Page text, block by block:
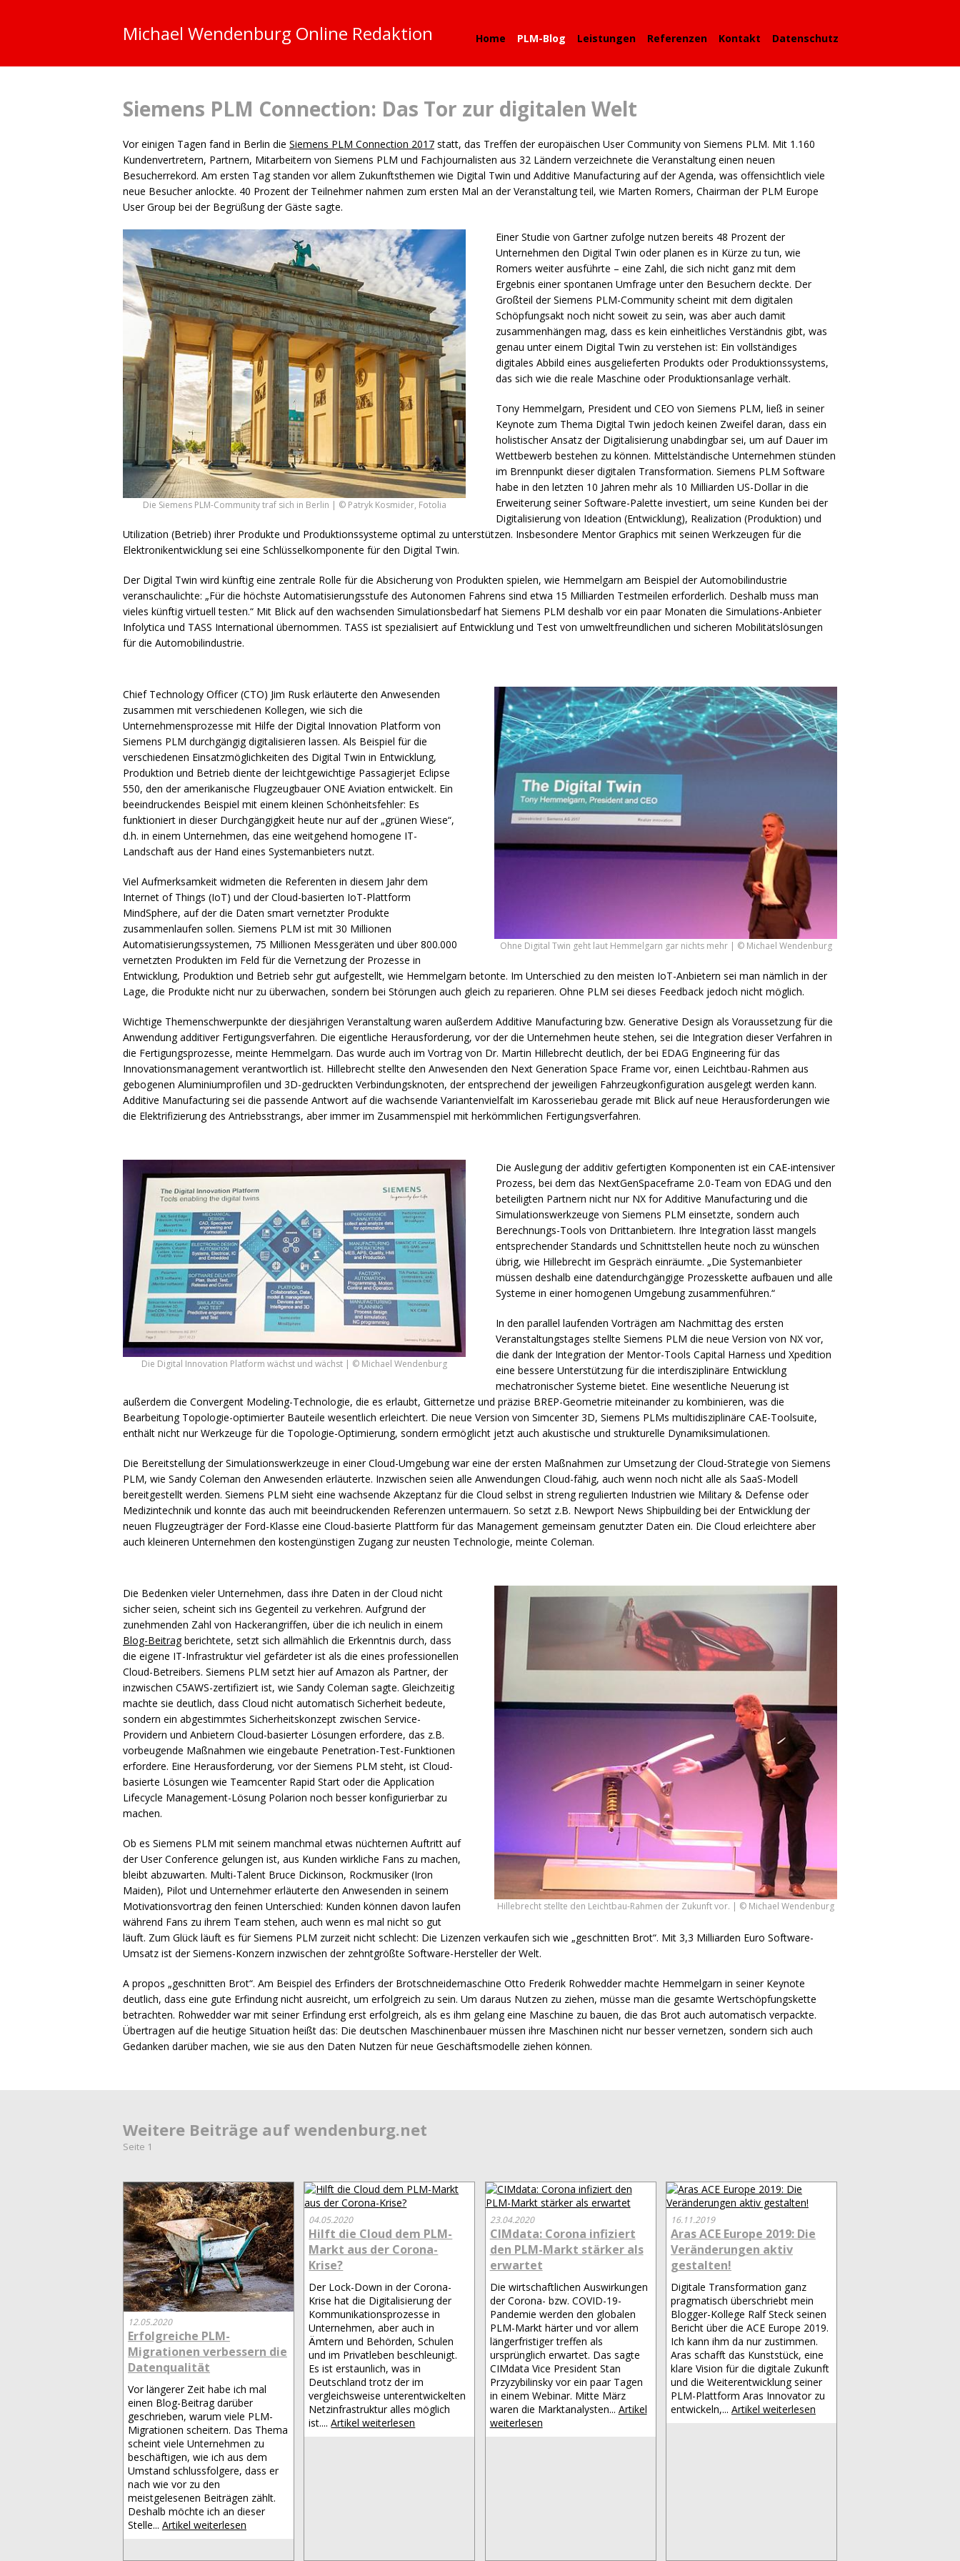
Michael Wendenburg Online Redaktion Home PLM-Blog Leistungen Referenzen Kontakt Datenschutz
Siemens PLM Connection: Das Tor zur digitalen Welt
Vor einigen Tagen fand in Berlin die Siemens PLM Connection 2017 statt, das Treffen der europäischen User Community von Siemens PLM. Mit 1.160
Kundenvertretern, Partnern, Mitarbeitern von Siemens PLM und Fachjournalisten aus 32 Ländern verzeichnete die Veranstaltung einen neuen
Besucherrekord. Am ersten Tag standen vor allem Zukunftsthemen wie Digital Twin und Additive Manufacturing auf der Agenda, was offensichtlich viele
neue Besucher anlockte. 40 Prozent der Teilnehmer nahmen zum ersten Mal an der Veranstaltung teil, wie Marten Romers, Chairman der PLM Europe
User Group bei der Begrüßung der Gäste sagte.
Die Siemens PLM-Community traf sich in Berlin | © Patryk Kosmider, Fotolia
Einer Studie von Gartner zufolge nutzen bereits 48 Prozent der
Unternehmen den Digital Twin oder planen es in Kürze zu tun, wie
Romers weiter ausführte – eine Zahl, die sich nicht ganz mit dem
Ergebnis einer spontanen Umfrage unter den Besuchern deckte. Der
Großteil der Siemens PLM-Community scheint mit dem digitalen
Schöpfungsakt noch nicht soweit zu sein, was aber auch damit
zusammenhängen mag, dass es kein einheitliches Verständnis gibt, was
genau unter einem Digital Twin zu verstehen ist: Ein vollständiges
digitales Abbild eines ausgelieferten Produkts oder Produktionssystems,
das sich wie die reale Maschine oder Produktionsanlage verhält.
Tony Hemmelgarn, President und CEO von Siemens PLM, ließ in seiner
Keynote zum Thema Digital Twin jedoch keinen Zweifel daran, dass ein
holistischer Ansatz der Digitalisierung unabdingbar sei, um auf Dauer im
Wettbewerb bestehen zu können. Mittelständische Unternehmen stünden
im Brennpunkt dieser digitalen Transformation. Siemens PLM Software
habe in den letzten 10 Jahren mehr als 10 Milliarden US-Dollar in die
Erweiterung seiner Software-Palette investiert, um seine Kunden bei der
Digitalisierung von Ideation (Entwicklung), Realization (Produktion) und
Utilization (Betrieb) ihrer Produkte und Produktionssysteme optimal zu unterstützen. Insbesondere Mentor Graphics mit seinen Werkzeugen für die
Elektronikentwicklung sei eine Schlüsselkomponente für den Digital Twin.
Der Digital Twin wird künftig eine zentrale Rolle für die Absicherung von Produkten spielen, wie Hemmelgarn am Beispiel der Automobilindustrie
veranschaulichte: „Für die höchste Automatisierungsstufe des Autonomen Fahrens sind etwa 15 Milliarden Testmeilen erforderlich. Deshalb muss man
vieles künftig virtuell testen.“ Mit Blick auf den wachsenden Simulationsbedarf hat Siemens PLM deshalb vor ein paar Monaten die Simulations-Anbieter
Infolytica und TASS International übernommen. TASS ist spezialisiert auf Entwicklung und Test von umweltfreundlichen und sicheren Mobilitätslösungen
für die Automobilindustrie.
Ohne Digital Twin geht laut Hemmelgarn gar nichts mehr | © Michael Wendenburg
Chief Technology Officer (CTO) Jim Rusk erläuterte den Anwesenden
zusammen mit verschiedenen Kollegen, wie sich die
Unternehmensprozesse mit Hilfe der Digital Innovation Platform von
Siemens PLM durchgängig digitalisieren lassen. Als Beispiel für die
verschiedenen Einsatzmöglichkeiten des Digital Twin in Entwicklung,
Produktion und Betrieb diente der leichtgewichtige Passagierjet Eclipse
550, den der amerikanische FlugzeugbauerONE Aviation entwickelt. Ein
beeindruckendes Beispiel mit einem kleinen Schönheitsfehler: Es
funktioniert in dieser Durchgängigkeit heute nur auf der „grünen Wiese“,
d.h. in einem Unternehmen, das eine weitgehend homogene IT-
Landschaft aus der Hand eines Systemanbieters nutzt.
Viel Aufmerksamkeit widmeten die Referenten in diesem Jahr dem
Internet of Things (IoT) und der Cloud-basierten IoT-Plattform
MindSphere, auf der die Daten smart vernetzter Produkte
zusammenlaufen sollen. Siemens PLM ist mit 30 Millionen
Automatisierungssystemen, 75 Millionen Messgeräten und über 800.000
vernetzten Produkten im Feld für die Vernetzung der Prozesse in
Entwicklung, Produktion und Betrieb sehr gut aufgestellt, wie Hemmelgarn betonte. Im Unterschied zu den meisten IoT-Anbietern sei man nämlich in der
Lage, die Produkte nicht nur zu überwachen, sondern bei Störungen auch gleich zu reparieren. Ohne PLM sei dieses Feedback jedoch nicht möglich.
Wichtige Themenschwerpunkte der diesjährigen Veranstaltung waren außerdem Additive Manufacturing bzw. Generative Design als Voraussetzung für die
Anwendung additiver Fertigungsverfahren. Die eigentliche Herausforderung, vor der die Unternehmen heute stehen, sei die Integration dieser Verfahren in
die Fertigungsprozesse, meinte Hemmelgarn. Das wurde auch im Vortrag von Dr. Martin Hillebrecht deutlich, der bei EDAG Engineering für das
Innovationsmanagement verantwortlich ist. Hillebrecht stellte den Anwesenden den Next Generation Space Frame vor, einen Leichtbau-Rahmen aus
gebogenen Aluminiumprofilen und 3D-gedruckten Verbindungsknoten, der entsprechend der jeweiligen Fahrzeugkonfiguration ausgelegt werden kann.
Additive Manufacturing sei die passende Antwort auf die wachsende Variantenvielfalt im Karosseriebau gerade mit Blick auf neue Herausforderungen wie
die Elektrifizierung des Antriebsstrangs, aber immer im Zusammenspiel mit herkömmlichen Fertigungsverfahren.
Die Digital Innovation Platform wächst und wächst | © Michael Wendenburg
Die Auslegung der additiv gefertigten Komponenten ist ein CAE-intensiver
Prozess, bei dem das NextGenSpaceframe 2.0-Team von EDAG und den
beteiligten Partnern nicht nur NX for Additive Manufacturing und die
Simulationswerkzeuge von Siemens PLM einsetzte, sondern auch
Berechnungs-Tools von Drittanbietern. Ihre Integration lässt mangels
entsprechender Standards und Schnittstellen heute noch zu wünschen
übrig, wie Hillebrecht im Gespräch einräumte. „Die Systemanbieter
müssen deshalb eine datendurchgängige Prozesskette aufbauen und alle
Systeme in einer homogenen Umgebung zusammenführen.“
In den parallel laufenden Vorträgen am Nachmittag des ersten
Veranstaltungstages stellte Siemens PLM die neue Version von NX vor,
die dank der Integration der Mentor-Tools Capital Harness und Xpedition
eine bessere Unterstützung für die interdisziplinäre Entwicklung
mechatronischer Systeme bietet. Eine wesentliche Neuerung ist
außerdem die Convergent Modeling-Technologie, die es erlaubt, Gitternetze und präzise BREP-Geometrie miteinander zu kombinieren, was die
Bearbeitung Topologie-optimierter Bauteile wesentlich erleichtert. Die neue Version von Simcenter 3D, Siemens PLMs multidisziplinäre CAE-Toolsuite,
enthält nicht nur Werkzeuge für die Topologie-Optimierung, sondern ermöglicht jetzt auch akustische und strukturelle Dynamiksimulationen.
Die Bereitstellung der Simulationswerkzeuge in einer Cloud-Umgebung war eine der ersten Maßnahmen zur Umsetzung der Cloud-Strategie von Siemens
PLM, wie Sandy Coleman den Anwesenden erläuterte. Inzwischen seien alle Anwendungen Cloud-fähig, auch wenn noch nicht alle als SaaS-Modell
bereitgestellt werden. Siemens PLM sieht eine wachsende Akzeptanz für die Cloud selbst in streng regulierten Industrien wie Military & Defense oder
Medizintechnik und konnte das auch mit beeindruckenden Referenzen untermauern. So setzt z.B. Newport News Shipbuilding bei der Entwicklung der
neuen Flugzeugträger der Ford-Klasse eine Cloud-basierte Plattform für das Management gemeinsam genutzter Daten ein. Die Cloud erleichtere aber
auch kleineren Unternehmen den kostengünstigen Zugang zur neusten Technologie, meinte Coleman.
Hillebrecht stellte den Leichtbau-Rahmen der Zukunft vor. | © Michael Wendenburg
Die Bedenken vieler Unternehmen, dass ihre Daten in der Cloud nicht
sicher seien, scheint sich ins Gegenteil zu verkehren. Aufgrund der
zunehmenden Zahl von Hackerangriffen, über die ich neulich in einem
Blog-Beitragberichtete, setzt sich allmählich die Erkenntnis durch, dass
die eigene IT-Infrastruktur viel gefärdeter ist als die eines professionellen
Cloud-Betreibers. Siemens PLM setzt hier auf Amazon als Partner, der
inzwischen C5AWS-zertifiziert ist, wie Sandy Coleman sagte. Gleichzeitig
machte sie deutlich, dass Cloud nicht automatisch Sicherheit bedeute,
sondern ein abgestimmtes Sicherheitskonzept zwischen Service-
Providern und Anbietern Cloud-basierter Lösungen erfordere, das z.B.
vorbeugende Maßnahmen wie eingebaute Penetration-Test-Funktionen
erfordere. Eine Herausforderung, vor der Siemens PLM steht, ist Cloud-
basierte Lösungen wie Teamcenter Rapid Start oder die Application
Lifecycle Management-Lösung Polarion noch besser konfigurierbar zu
machen.
Ob es Siemens PLM mit seinem manchmal etwas nüchternen Auftritt auf
der User Conference gelungen ist, aus Kunden wirkliche Fans zu machen,
bleibt abzuwarten. Multi-Talent Bruce Dickinson, Rockmusiker (Iron
Maiden), Pilot und Unternehmer erläuterte den Anwesenden in seinem
Motivationsvortrag den feinen Unterschied: Kunden können davon laufen
während Fans zu ihrem Team stehen, auch wenn es mal nicht so gut
läuft. Zum Glück läuft es für Siemens PLM zurzeit nicht schlecht: Die Lizenzen verkaufen sich wie „geschnitten Brot“. Mit 3,3 Milliarden Euro Software-
Umsatz ist der Siemens-Konzern inzwischen der zehntgrößte Software-Hersteller der Welt.
A propos „geschnitten Brot“. Am Beispiel des Erfinders der Brotschneidemaschine Otto Frederik Rohwedder machte Hemmelgarn in seiner Keynote
deutlich, dass eine gute Erfindung nicht ausreicht, um erfolgreich zu sein. Um daraus Nutzen zu ziehen, müsse man die gesamte Wertschöpfungskette
betrachten. Rohwedder war mit seiner Erfindung erst erfolgreich, als es ihm gelang eine Maschine zu bauen, die das Brot auch automatisch verpackte.
Übertragen auf die heutige Situation heißt das: Die deutschen Maschinenbauer müssen ihre Maschinen nicht nur besser vernetzen, sondern sich auch
Gedanken darüber machen, wie sie aus den Daten Nutzen für neue Geschäftsmodelle ziehen können.
Weitere Beiträge auf wendenburg.net
Seite 1
12.05.2020
Erfolgreiche PLM-
Migrationen verbessern die
Datenqualität
Vor längerer Zeit habe ich mal
einen Blog-Beitrag darüber
geschrieben, warum viele PLM-
Migrationen scheitern. Das Thema
scheint viele Unternehmen zu
beschäftigen, wie ich aus dem
Umstand schlussfolgere, dass er
nach wie vor zu den
meistgelesenen Beiträgen zählt.
Deshalb möchte ich an dieser
Stelle... Artikel weiterlesen
04.05.2020
Hilft die Cloud dem PLM-
Markt aus der Corona-
Krise?
Der Lock-Down in der Corona-
Krise hat die Digitalisierung der
Kommunikationsprozesse in
Unternehmen, aber auch in
Ämtern und Behörden, Schulen
und im Privatleben beschleunigt.
Es ist erstaunlich, was in
Deutschland trotz der im
vergleichsweise unterentwickelten
Netzinfrastruktur alles möglich
ist....Artikel weiterlesen
23.04.2020
CIMdata: Corona infiziert
den PLM-Markt stärker als
erwartet
Die wirtschaftlichen Auswirkungen
der Corona- bzw. COVID-19-
Pandemie werden den globalen
PLM-Markt härter und vor allem
längerfristiger treffen als
ursprünglich erwartet. Das sagte
CIMdata Vice President Stan
Przyzybilinsky vor ein paar Tagen
in einem Webinar. Mitte März
waren die Marktanalysten... Artikel
weiterlesen
16.11.2019
Aras ACE Europe 2019: Die
Veränderungen aktiv
gestalten!
Digitale Transformation ganz
pragmatisch überschriebt mein
Blogger-Kollege Ralf Steck seinen
Bericht über die ACE Europe 2019.
Ich kann ihm da nur zustimmen.
Aras schafft das Kunststück, eine
klare Vision für die digitale Zukunft
und die Weiterentwicklung seiner
PLM-Plattform Aras Innovator zu
entwickeln,... Artikel weiterlesen